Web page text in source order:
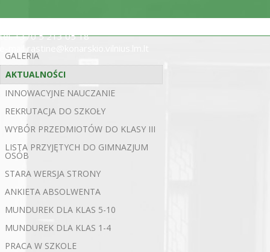
tel. +370 5 213 05 18
GALERIA
AKTUALNOŚCI
INNOWACYJNE NAUCZANIE
REKRUTACJA DO SZKOŁY
WYBÓR PRZEDMIOTÓW DO KLASY III
LISTA PRZYJĘTYCH DO GIMNAZJUM
OSÓB
STARA WERSJA STRONY
ANKIETA ABSOLWENTA
MUNDUREK DLA KLAS 5-10
MUNDUREK DLA KLAS 1-4
PRACA W SZKOLE